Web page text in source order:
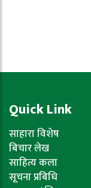
Quick Link
साहारा विशेष
बिचार लेख
साहित्य कला
सूचना प्रबिधि